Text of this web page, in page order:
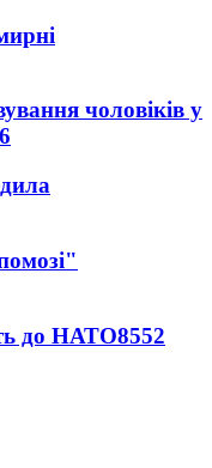
чоловіків у
до НАТО8552